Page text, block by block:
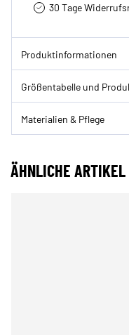
30 Tage
Produktinformationen
Größentabelle und
Materialien & Pflege
ÄHNLICHE